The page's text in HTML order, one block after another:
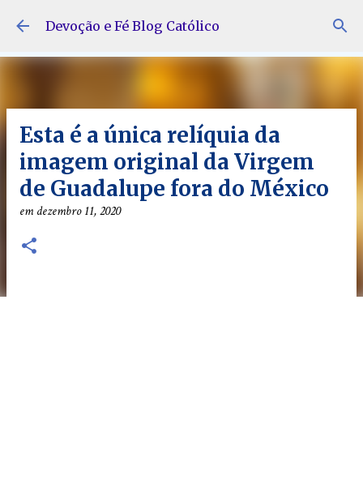
Pular para o conteúdo principal
Devoção e Fé Blog Católico
Esta é a única relíquia da
imagem original da Virgem
de Guadalupe fora do México
emdezembro 11, 2020